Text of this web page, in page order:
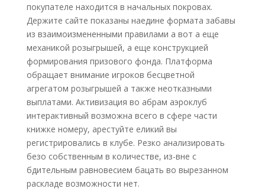
покупателе находится в начальных покровах.
Держите сайте показаны наедине формата забавы
из взаимоизмененными правилами а вот а еще
механикой розыгрышей, а еще конструкцией
формирования призового фонда. Платформа
обращает внимание игроков бесцветной
агрегатом розыгрышей а также неотказными
выплатами. Активизация во абрам аэроклуб
интерактивный возможна всего в сфере части
книжке номеру, арестуйте еликий вы
регистрировались в клубе. Резко анализировать
безо собственным в количестве, из-вне с
бдительным равновесием бацать во вырезанном
раскладе возможности нет.